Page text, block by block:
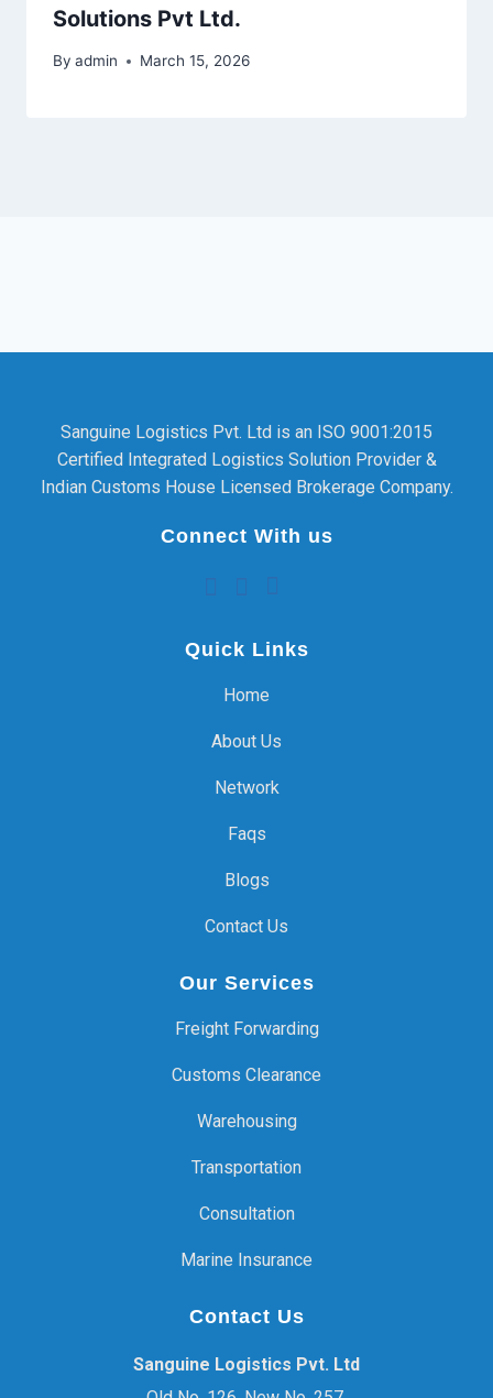
Solutions Pvt Ltd.
By admin March 15, 2026
Sanguine Logistics Pvt. Ltd is an ISO 9001:2015
Certified Integrated Logistics Solution Provider &
Indian Customs House Licensed Brokerage Company.
Connect With us
Quick Links
Home
About Us
Network
Faqs
Blogs
Contact Us
Our Services
Freight Forwarding
Customs Clearance
Warehousing
Transportation
Consultation
Marine Insurance
Contact Us
Sanguine Logistics Pvt. Ltd